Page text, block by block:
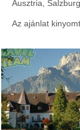
Ausztria,
Az ajánlat